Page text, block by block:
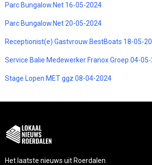
Parc Bungalow.Net 16-05-2024
Parc Bungalow.Net 20-05-2024
Receptionist(e) Gastvrouw BestBoats 18-05-
Service Balie Medewerker Franox Groep 04-
Stage Lopen MET ggz 08-04-2024
Het laatste nieuws uit Roerdalen